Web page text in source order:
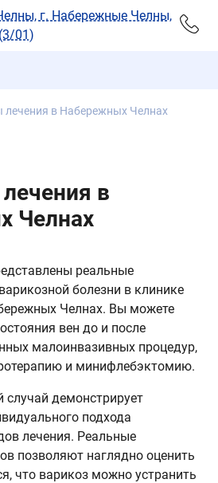
г. Набережные Челны,
01)
лечения в Набережных Челнах
в
Челнах
реальные
болезни в клинике
Челнах. Вы можете
вен до и после
малоинвазивных процедур,
и минифлебэктомию.
демонстрирует
подхода
лечения. Реальные
позволяют наглядно оценить
что варикоз можно устранить